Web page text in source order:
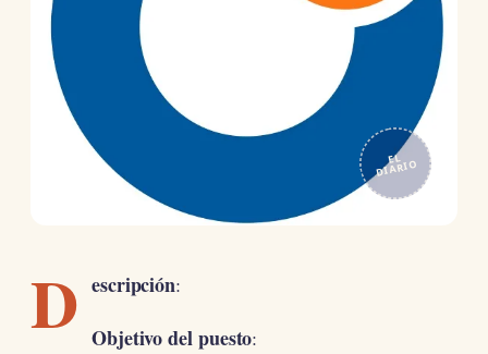
EL
DIARIO
D escripción:
Objetivo del puesto: